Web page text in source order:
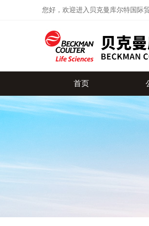
您好，欢迎进入贝克曼库尔特国际
首页